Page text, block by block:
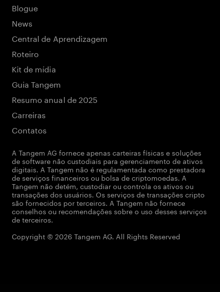
Blogue
News
Central de Aprendizagem
Roteiro
Kit de mídia
Guia Tangem
Resumo anual de 2025
Carreiras
Contatos
A Tangem AG fornece apenas carteiras físicas e soluções
de software não custodiais para gerenciamento de ativos
digitais. A Tangem não é regulamentada como prestadora
de serviços financeiros ou bolsa de criptomoedas. A
Tangem não detém, custodiar ou controla os ativos ou
transações dos usuários. Os serviços de transações cripto
são fornecidos por terceiros. A Tangem não fornece
conselhos ou recomendações sobre o uso desses serviços
de terceiros.